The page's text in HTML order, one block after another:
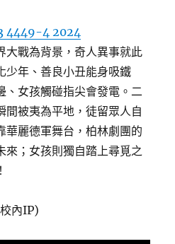
4449-4 2024
戰為背景，奇人異事就此
少年、善良小丑能身吸鐵
、女孩觸碰指尖會發電。二
間被夷為平地，徒留眾人自
華麗德軍舞台，柏林劇團的
來；女孩則獨自踏上尋覓之
內IP)